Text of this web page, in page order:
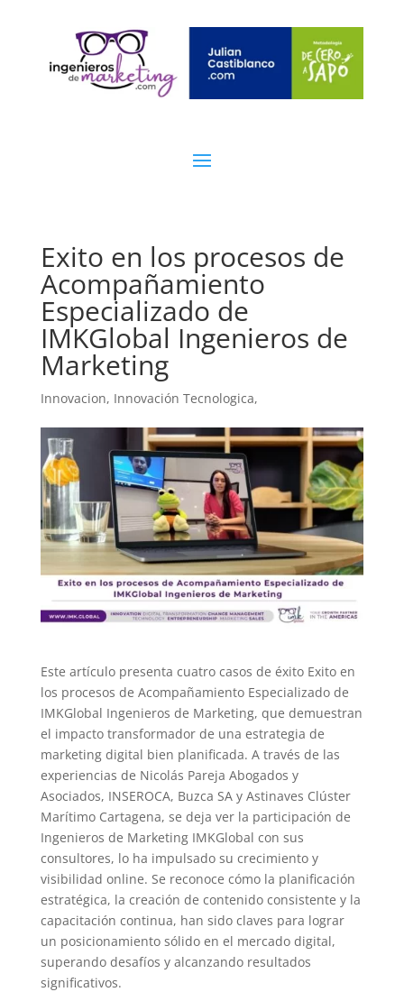
Exito en los procesos de
Acompañamiento
Especializado de
IMKGlobal Ingenieros de
Marketing
Innovacion, Innovación Tecnologica,
Este artículo presenta cuatro casos de éxito Exito en
los procesos de Acompañamiento Especializado de
IMKGlobal Ingenieros de Marketing, que demuestran
el impacto transformador de una estrategia de
marketing digital bien planificada. A través de las
experiencias de Nicolás Pareja Abogados y
Asociados, INSEROCA, Buzca SA y Astinaves Clúster
Marítimo Cartagena, se deja ver la participación de
Ingenieros de Marketing IMKGlobal con sus
consultores, lo ha impulsado su crecimiento y
visibilidad online. Se reconoce cómo la planificación
estratégica, la creación de contenido consistente y la
capacitación continua, han sido claves para lograr
un posicionamiento sólido en el mercado digital,
superando desafíos y alcanzando resultados
significativos.